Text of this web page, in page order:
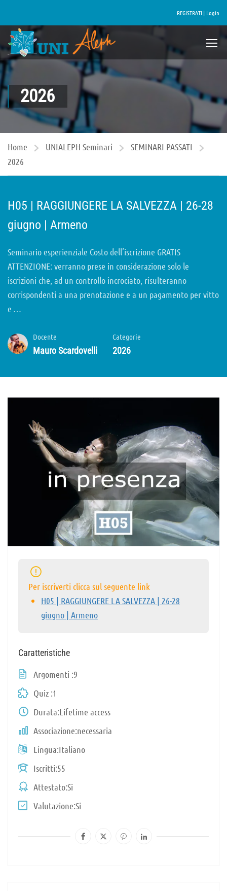
REGISTRATI | Login
2026
Home UNIALEPH Seminari
SEMINARI PASSATI
2026
H05 | RAGGIUNGERE LA SALVEZZA | 26-28
giugno | Armeno
Seminario esperienziale Costo dell’iscrizione GRATIS
ATTENZIONE: verranno prese in considerazione solo le
iscrizioni che, ad un controllo incrociato, risulteranno
corrispondenti a una prenotazione e a un pagamento per vitto
e …
Docente
Mauro Scardovelli
Categorie
2026
Per iscriverti clicca sul seguente link
H05 | RAGGIUNGERE LA SALVEZZA | 26-28
giugno | Armeno
Caratteristiche
Argomenti 9
Quiz 1
Durata Lifetime access
Associazione necessaria
Lingua Italiano
Iscritti 55
AttestatoSi
Valutazione Si